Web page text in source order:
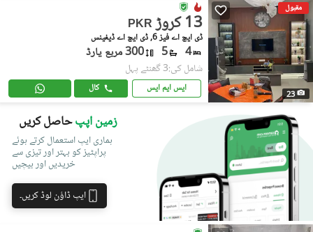
مقبول
23
PKR 13 کروڑ
ڈی ایچ اے فیز 6, ڈی ایچ اے ڈیفینس
4
5 300 مربع یارڈ
شامل کی:3 گھنٹے پہل
ایس ایم ایس کال
زمین اپپحاصل کریں
ہماری ایپ استعمال کرتے ہوئے
پراپٹیز کو بہتر اور تیزی سے
خریدیں اور بیچیں
ایپ ڈاؤن لوڈ کریں۔